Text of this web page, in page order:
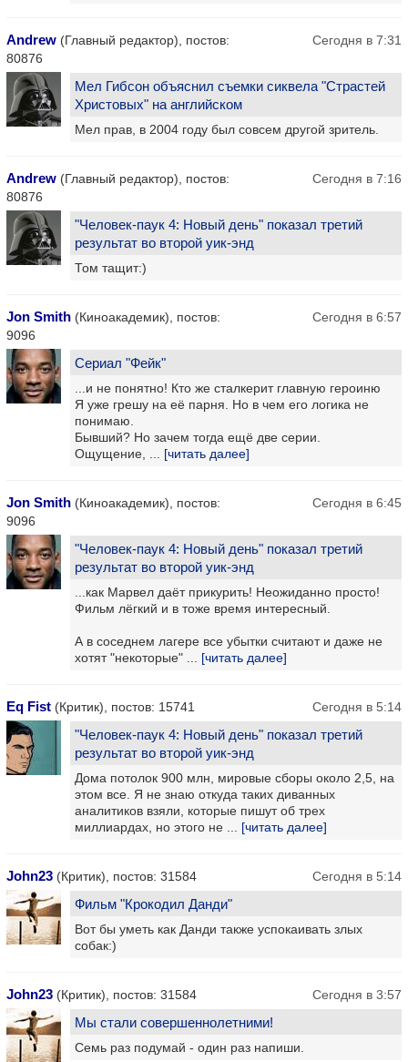
Andrew (Главный редактор), постов:
80876
Сегодня в 7:31
Мел Гибсон объяснил съемки сиквела "Страстей
Христовых" на английском
Мел прав, в 2004 году был совсем другой зритель.
Andrew (Главный редактор), постов:
80876
Сегодня в 7:16
"Человек-паук 4: Новый день" показал третий
результат во второй уик-энд
Том тащит:)
Jon Smith (Киноакадемик), постов:
9096
Сегодня в 6:57
Сериал "Фейк"
...и не понятно! Кто же сталкерит главную героиню
Я уже грешу на её парня. Но в чем его логика не
понимаю.
Бывший? Но зачем тогда ещё две серии.
Ощущение, ... [читать далее]
Jon Smith (Киноакадемик), постов:
9096
Сегодня в 6:45
"Человек-паук 4: Новый день" показал третий
результат во второй уик-энд
...как Марвел даёт прикурить! Неожиданно просто!
Фильм лёгкий и в тоже время интересный.
А в соседнем лагере все убытки считают и даже не
хотят "некоторые" ... [читать далее]
Eq Fist (Критик), постов: 15741 Сегодня в 5:14
"Человек-паук 4: Новый день" показал третий
результат во второй уик-энд
Дома потолок 900 млн, мировые сборы около 2,5, на
этом все. Я не знаю откуда таких диванных
аналитиков взяли, которые пишут об трех
миллиардах, но этого не ... [читать далее]
John23 (Критик), постов: 31584 Сегодня в 5:14
Фильм "Крокодил Данди"
Вот бы уметь как Данди также успокаивать злых
собак:)
John23 (Критик), постов: 31584 Сегодня в 3:57
Мы стали совершеннолетними!
Семь раз подумай - один раз напиши.